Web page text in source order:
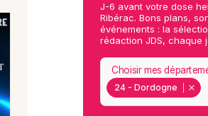
J-6 avant votre dose
Ribérac. Bons plans,
événements : la
rédaction JDS, chaque
24 - Dordogne
Choisir mes